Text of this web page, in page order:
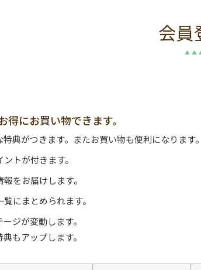
会員
にお買い物できます。
典がつきます。またお買い物も便利になります。
トが付きます。
をお届けします。
にまとめられます。
ジが変動します。
もアップします。